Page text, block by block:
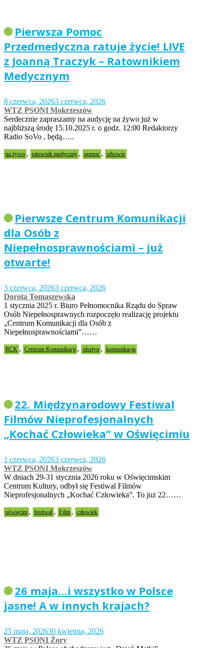
Pierwsza Pomoc
Przedmedyczna ratuje życie! LIVE
z Joanną Traczyk – Ratownikiem
Medycznym
8 czerwca, 20263 czerwca, 2026
WTZ PSONI Mokrzeszów
Serdecznie zapraszamy na audycję na żywo już w
najbliższą środę 15.10.2025 r. o godz. 12:00 Redaktorzy
Radio SoVo , będą…..
na żywo , ratownik medyczny , pomoc , zdrowie
Pierwsze Centrum Komunikacji
dla Osób z
Niepełnosprawnościami – już
otwarte!
3 czerwca, 20263 czerwca, 2026
Dorota Tomaszewska
1 stycznia 2025 r. Biuro Pełnomocnika Rządu do Spraw
Osób Niepełnosprawnych rozpoczęło realizację projektu
„Centrum Komunikacji dla Osób z
Niepełnosprawnościami”……
RCK , Centrum Komunikacji , olsztyn , komunikacja
22. Międzynarodowy Festiwal
Filmów Nieprofesjonalnych
„Kochać Człowieka” w Oświęcimiu
1 czerwca, 20263 czerwca, 2026
WTZ PSONI Mokrzeszów
W dniach 29-31 stycznia 2026 roku w Oświęcimskim
Centrum Kultury, odbył się Festiwal Filmów
Nieprofesjonalnych „Kochać Człowieka”. To już 22……
oświęcim , festiwal , Film , człowiek
26 maja…i wszystko w Polsce
jasne! A w innych krajach?
25 maja, 202630 kwietnia, 2026
WTZ PSONI Żory